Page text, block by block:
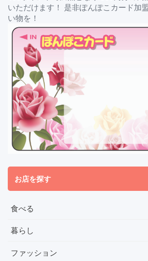
いただけます！ 是非ぽんぽこカード加
い物を！
お店を探す
食べる
暮らし
ファッション